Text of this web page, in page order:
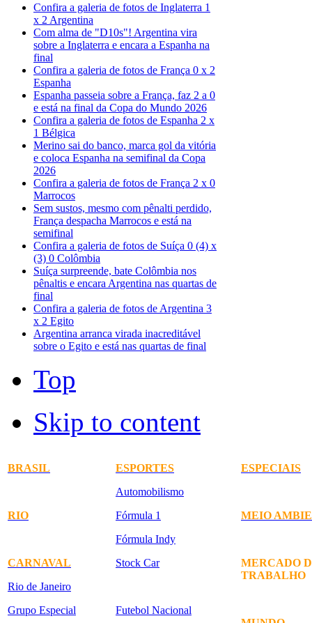
Confira a galeria de fotos de Inglaterra 1
x 2 Argentina
Com alma de "D10s"! Argentina vira
sobre a Inglaterra e encara a Espanha na
final
Confira a galeria de fotos de França 0 x 2
Espanha
Espanha passeia sobre a França, faz 2 a 0
e está na final da Copa do Mundo 2026
Confira a galeria de fotos de Espanha 2 x
1 Bélgica
Merino sai do banco, marca gol da vitória
e coloca Espanha na semifinal da Copa
2026
Confira a galeria de fotos de França 2 x 0
Marrocos
Sem sustos, mesmo com pênalti perdido,
França despacha Marrocos e está na
semifinal
Confira a galeria de fotos de Suíça 0 (4) x
(3) 0 Colômbia
Suíça surpreende, bate Colômbia nos
pênaltis e encara Argentina nas quartas de
final
Confira a galeria de fotos de Argentina 3
x 2 Egito
Argentina arranca virada inacreditável
sobre o Egito e está nas quartas de final
Top
Skip to content
BRASIL
RIO
CARNAVAL
Rio de Janeiro
Grupo Especial
ESPORTES
Automobilismo
Fórmula 1
Fórmula Indy
Stock Car
Futebol Nacional
ESPECIAIS
MEIO
MERCADO
TRABALHO